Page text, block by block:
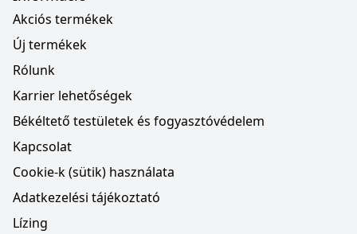
Akciós termékek
Új termékek
Rólunk
Karrier lehetőségek
Békéltető testületek és fogyasztóvédelem
Kapcsolat
Cookie-k (sütik) használata
Adatkezelési tájékoztató
Lízing